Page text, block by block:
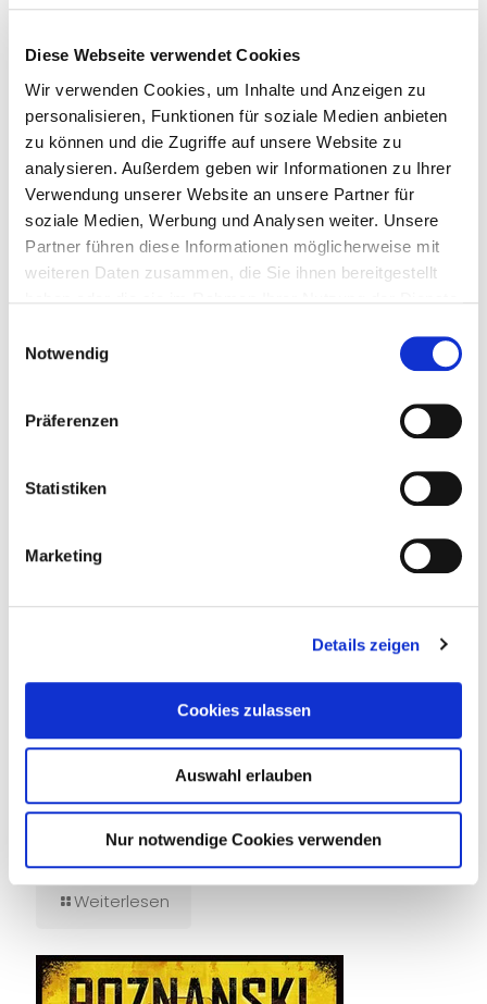
Diese Webseite verwendet Cookies
Wir verwenden Cookies, um Inhalte und Anzeigen zu
personalisieren, Funktionen für soziale Medien anbieten
zu können und die Zugriffe auf unsere Website zu
analysieren. Außerdem geben wir Informationen zu Ihrer
Verwendung unserer Website an unsere Partner für
soziale Medien, Werbung und Analysen weiter. Unsere
Partner führen diese Informationen möglicherweise mit
weiteren Daten zusammen, die Sie ihnen bereitgestellt
Notwendig
Präferenzen
Statistiken
Marketing
Details zeigen
Cookies zulassen
Auswahl erlauben
Nur notwendige Cookies verwenden
22. Juli 2026
Spielplatz der toten Kinder
Weiterlesen
Tief unten im dunklen Wasser
Weiterlesen